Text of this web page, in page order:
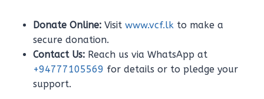
Donate Online: Visit www.vcf.lk to make a
secure donation.
Contact Us: Reach us via WhatsApp at
+94777105569 for details or to pledge your
support.